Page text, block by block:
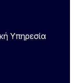
Υπηρεσία